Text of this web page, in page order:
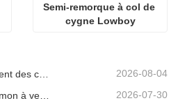
Semi-remorque à col de
cygne Lowboy
2026-08-04
Remorque à plateau avec timon à vendre 2026-07-30